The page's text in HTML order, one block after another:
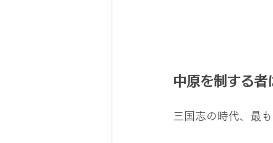
中原を制する者
三国志の時代、最